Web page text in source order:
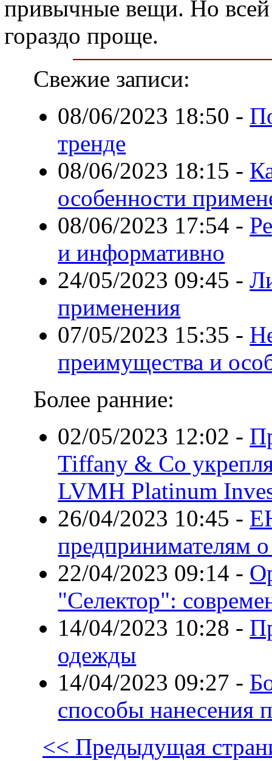
привычные вещи. Но всей
гораздо проще.
Свежие записи:
08/06/2023 18:50 -
тренде
08/06/2023 18:15 -
особенности
08/06/2023 17:54 -
и информативно
24/05/2023 09:45 -
применения
07/05/2023 15:35 -
преимущества и
Более ранние:
02/05/2023 12:02 -
Tiffany & Co
LVMH Platinum
26/04/2023 10:45 -
предпринимателям
22/04/2023 09:14 -
"Селектор":
14/04/2023 10:28 -
одежды
14/04/2023 09:27 -
способы нанесения
<< Предыдущая